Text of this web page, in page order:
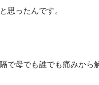
ったんです。
で母でも誰でも痛みから